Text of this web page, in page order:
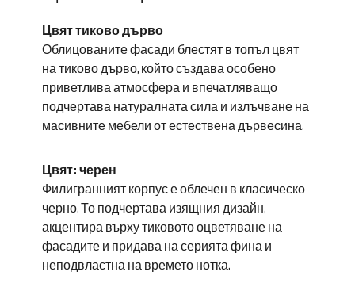
Цвят тиково дърво
Облицованите фасади блестят в топъл цвят
на тиково дърво, който създава особено
приветлива атмосфера и впечатляващо
подчертава натуралната сила и излъчване на
масивните мебели от естествена дървесина.
Цвят: черен
Филигранният корпус е облечен в класическо
черно. То подчертава изящния дизайн,
акцентира върху тиковото оцветяване на
фасадите и придава на серията фина и
неподвластна на времето нотка.